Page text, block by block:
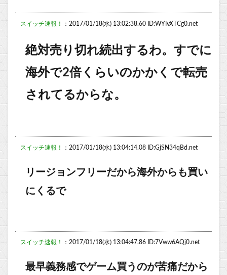
スイッチ速報！ ：2017/01/18(水) 13:02:38.60 ID:WYIvXTCg0.net
絶対売り切れ続出するわ。すでに
海外で2倍くらいのかかくで転売
されてるからな。
スイッチ速報！ ：2017/01/18(水) 13:04:14.08 ID:GjSN34qBd.net
リージョンフリーだから海外からも買い
にくるで
スイッチ速報！ ：2017/01/18(水) 13:04:47.86 ID:7Vww6AQj0.net
最早義務感でゲーム買うのが苦痛だから